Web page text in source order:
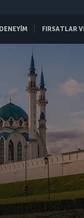
DENEYİM FIRSATLAR